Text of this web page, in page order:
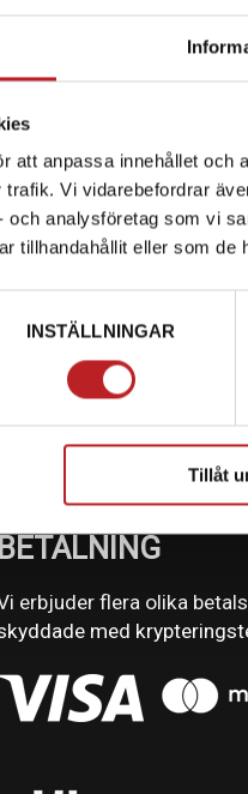
att anpassa innehållet och
Vi vidarebefordrar
och analysföretag som vi
tillhandahållit eller som
INSTÄLLNINGAR
Tillåt
BETALNING
erbjuder flera olika
med